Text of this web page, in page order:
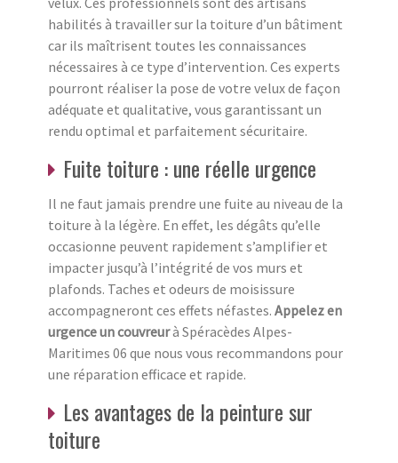
habilités à travailler sur la toiture d’un bâtiment
car ils maîtrisent toutes les connaissances
nécessaires à ce type d’intervention. Ces experts
pourront réaliser la pose de votre velux de façon
adéquate et qualitative, vous garantissant un
rendu optimal et parfaitement sécuritaire.
Fuite toiture : une réelle urgence
Il ne faut jamais prendre une fuite au niveau de la
toiture à la légère. En effet, les dégâts qu’elle
occasionne peuvent rapidement s’amplifier et
impacter jusqu’à l’intégrité de vos murs et
plafonds. Taches et odeurs de moisissure
accompagneront ces effets néfastes. Appelez en
urgence un couvreurà Spéracèdes Alpes-
Maritimes 06 que nous vous recommandons pour
une réparation efficace et rapide.
Les avantages de la peinture sur
toiture